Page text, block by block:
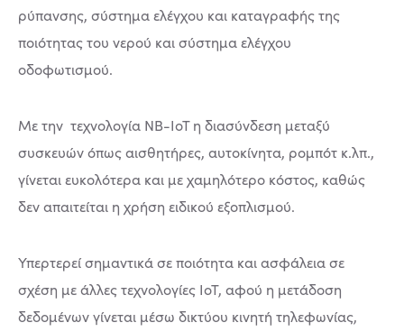
ρύπανσης, σύστημα ελέγχου και καταγραφής της
ποιότητας του νερού και σύστημα ελέγχου
οδοφωτισμού.
Με την τεχνολογία NB-IoT η διασύνδεση μεταξύ
συσκευών όπως αισθητήρες, αυτοκίνητα, ρομπότ κ.λπ.,
γίνεται ευκολότερα και με χαμηλότερο κόστος, καθώς
δεν απαιτείται η χρήση ειδικού εξοπλισμού.
Υπερτερεί σημαντικά σε ποιότητα και ασφάλεια σε
σχέση με άλλες τεχνολογίες IoT, αφού η μετάδοση
δεδομένων γίνεται μέσω δικτύου κινητή τηλεφωνίας,